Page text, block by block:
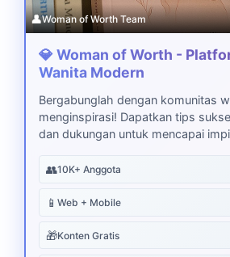
👤Woman of Worth Team
💎 Woman of Worth -
Wanita Modern
Bergabunglah dengan komunitas
menginspirasi! Dapatkan tips
dan dukungan untuk mencapai
👥10K+ Anggota
📱 Web + Mobile
🎁Konten Gratis